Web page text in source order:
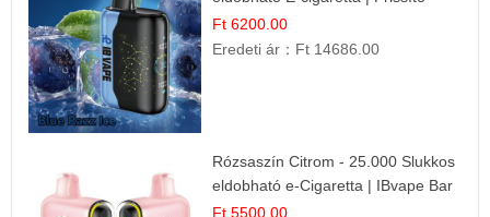
Ízélmény
Ft 6200.00
Eredeti ár： Ft 14686.00
Rózsaszín Citrom - 25.000 Slukkos
eldobható e-Cigaretta | IBvape Bar
Ft 5500.00